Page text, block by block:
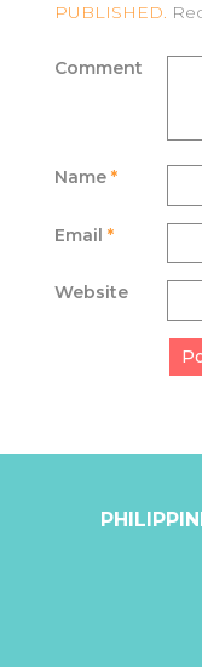
PUBLISHED.
Comment
Name *
Email *
Website